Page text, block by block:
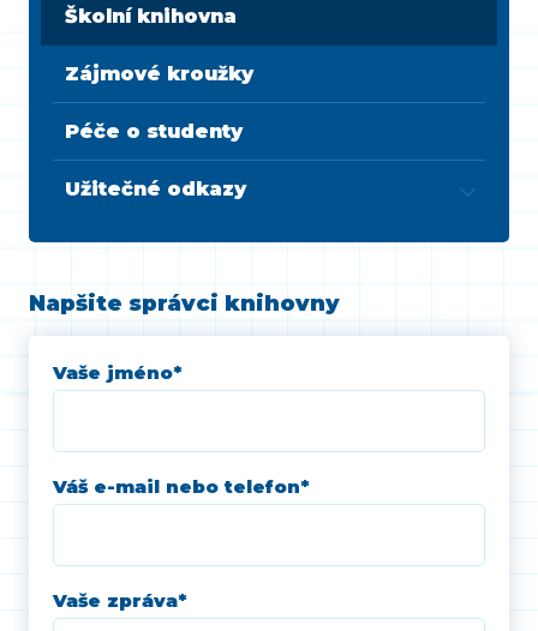
Školní knihovna
Zájmové kroužky
Péče o studenty
Užitečné odkazy
Napšite správci knihovny
Vaše jméno*
Váš e-mail nebo telefon*
Vaše zpráva*